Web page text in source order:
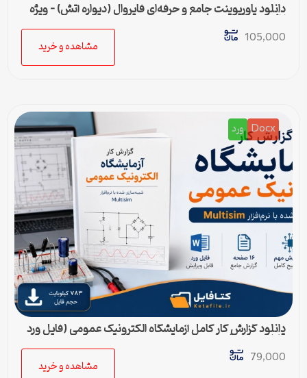
دانلود پاورپوینت جامع و حرفه‌ای فایروال (دیواره آتش) – ویژه
ارائه و پروژه
105,000
مشاهده و خرید
Docx ورد
دانلود گزارش کار کامل آزمایشگاه الکترونیک عمومی (فایل ورد
قابل ویرایش)
79,000
مشاهده و خرید